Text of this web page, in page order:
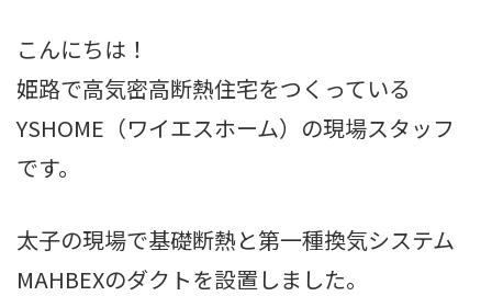
こんにちは！
姫路で高気密高断熱住宅をつくっている
YSHOME（ワイエスホーム）の現場スタッフ
です。
太子の現場で基礎断熱と第一種換気システム
MAHBEXのダクトを設置しました。